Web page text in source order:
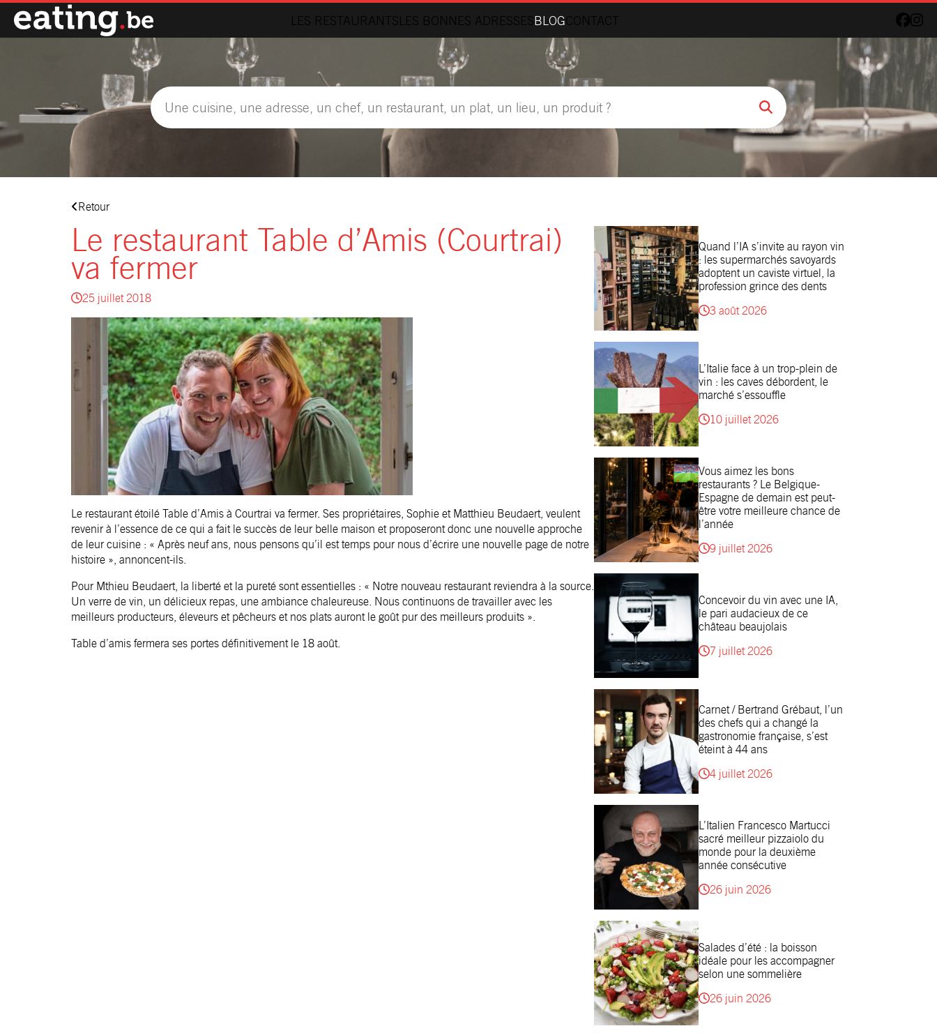
LES RESTAURANTSLES BONNES ADRESSESBLOGCONTACT
Retour
Le restaurant Table d’Amis (Courtrai)
va fermer
25 juillet 2018
Le restaurant étoilé Table d’Amis à Courtrai va fermer. Ses propriétaires, Sophie et Matthieu Beudaert, veulent
revenir à l’essence de ce qui a fait le succès de leur belle maison et proposeront donc une nouvelle approche
de leur cuisine : « Après neuf ans, nous pensons qu’il est temps pour nous d’écrire une nouvelle page de notre
histoire », annoncent-ils.
Pour Mthieu Beudaert, la liberté et la pureté sont essentielles : « Notre nouveau restaurant reviendra à la source.
Un verre de vin, un délicieux repas, une ambiance chaleureuse. Nous continuons de travailler avec les
meilleurs producteurs, éleveurs et pêcheurs et nos plats auront le goût pur des meilleurs produits ».
Table d’amis fermera ses portes définitivement le 18 août.
Quand l’IA s’invite au rayon vin
: les supermarchés savoyards
adoptent un caviste virtuel, la
profession grince des dents
3 août 2026
L’Italie face à un trop-plein de
vin : les caves débordent, le
marché s’essouffle
10 juillet 2026
Vous aimez les bons
restaurants ? Le Belgique-
Espagne de demain est peut-
être votre meilleure chance de
l’année
9 juillet 2026
Concevoir du vin avec une IA,
le pari audacieux de ce
château beaujolais
7 juillet 2026
Carnet / Bertrand Grébaut, l’un
des chefs qui a changé la
gastronomie française, s’est
éteint à 44 ans
4 juillet 2026
L’Italien Francesco Martucci
sacré meilleur pizzaiolo du
monde pour la deuxième
année consécutive
26 juin 2026
Salades d’été : la boisson
idéale pour les accompagner
selon une sommelière
26 juin 2026